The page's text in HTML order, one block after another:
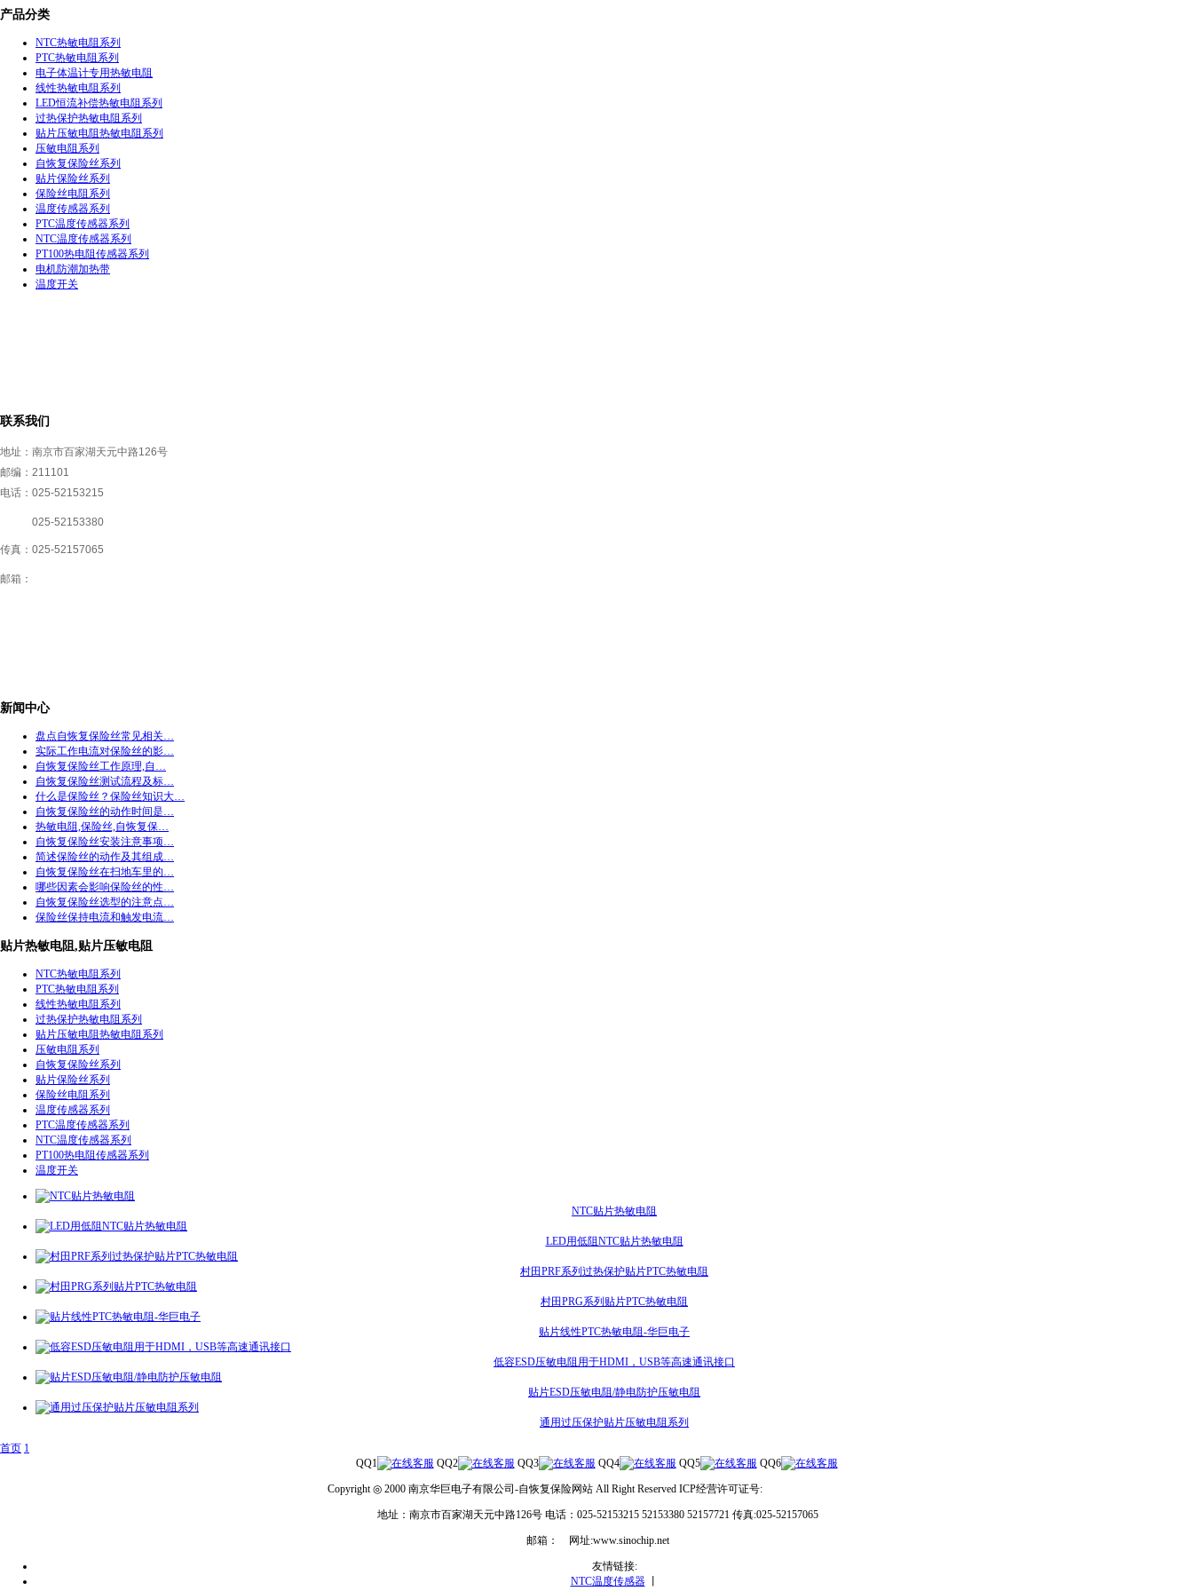
产品分类
NTC热敏电阻系列
PTC热敏电阻系列
电子体温计专用热敏电阻
线性热敏电阻系列
LED恒流补偿热敏电阻系列
过热保护热敏电阻系列
贴片压敏电阻热敏电阻系列
压敏电阻系列
自恢复保险丝系列
贴片保险丝系列
保险丝电阻系列
温度传感器系列
PTC温度传感器系列
NTC温度传感器系列
PT100热电阻传感器系列
电机防潮加热带
温度开关
联系我们
地址：南京市百家湖天元中路126号
邮编：211101
电话：025-52153215
025-52153380
传真：025-52157065
邮箱：
新闻中心
盘点自恢复保险丝常见相关…
实际工作电流对保险丝的影…
自恢复保险丝工作原理,自…
自恢复保险丝测试流程及标…
什么是保险丝？保险丝知识大…
自恢复保险丝的动作时间是…
热敏电阻,保险丝,自恢复保…
自恢复保险丝安装注意事项…
简述保险丝的动作及其组成…
自恢复保险丝在扫地车里的…
哪些因素会影响保险丝的性…
自恢复保险丝选型的注意点…
保险丝保持电流和触发电流…
贴片热敏电阻,贴片压敏电阻
NTC热敏电阻系列
PTC热敏电阻系列
线性热敏电阻系列
过热保护热敏电阻系列
贴片压敏电阻热敏电阻系列
压敏电阻系列
自恢复保险丝系列
贴片保险丝系列
保险丝电阻系列
温度传感器系列
PTC温度传感器系列
NTC温度传感器系列
PT100热电阻传感器系列
温度开关
NTC贴片热敏电阻
LED用低阻NTC贴片热敏电阻
村田PRF系列过热保护贴片PTC热敏电阻
村田PRG系列贴片PTC热敏电阻
贴片线性PTC热敏电阻-华巨电子
低容ESD压敏电阻用于HDMI，USB等高速通讯接口
贴片ESD压敏电阻/静电防护压敏电阻
通用过压保护贴片压敏电阻系列
首页 1
QQ1
QQ2 QQ3 QQ4 QQ5 QQ6
Copyright ◎ 2000 南京华巨电子有限公司-自恢复保险网站 All Right Reserved ICP经营许可证号:
地址：南京市百家湖天元中路126号 电话：025-52153215 52153380 52157721 传真:025-52157065
邮箱： 网址:www.sinochip.net
友情链接:
NTC温度传感器丨